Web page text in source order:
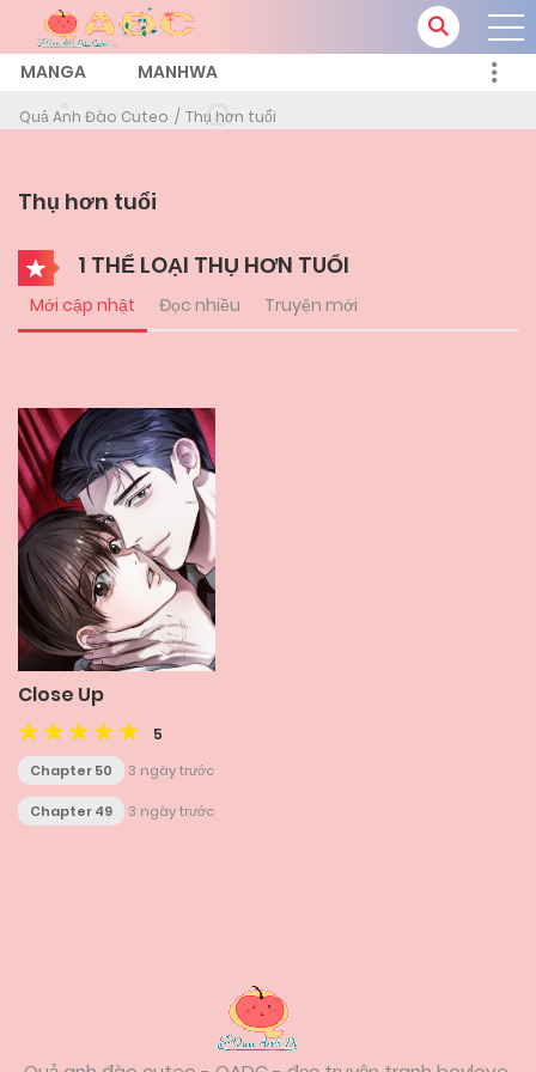
MANGA MANHWA
Quả Anh Đào Cuteo Thụ hơn tuổi
Thụ hơn tuổi
1 THỂ LOẠI THỤ HƠN TUỔI
Mới cập nhật Đọc nhiều Truyện mới
Close Up
5
Chapter 50 3 ngày trước
Chapter 49 3 ngày trước